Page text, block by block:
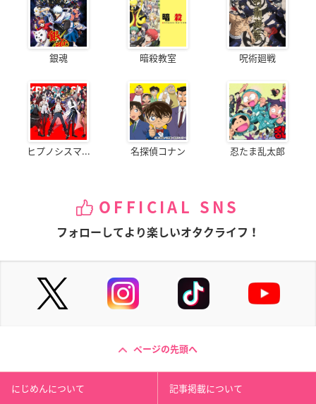
銀魂 暗殺教室 呪術廻戦
ヒプノシスマ... 名探偵コナン 忍たま乱太郎
OFFICIAL SNS
フォローしてより楽しいオタクライフ！
ページの先頭へ
にじめんについて 記事掲載について